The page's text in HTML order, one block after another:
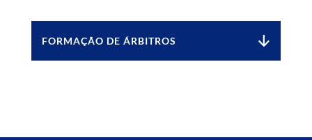
FORMAÇÃO DE ÁRBITROS